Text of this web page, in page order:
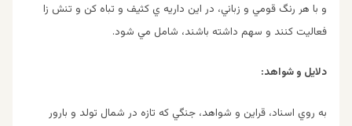
و با هر رنگ قومي و زباني، در اين داريه ي كثيف و تباه كن و تنش زا
فعاليت كنند و سهم داشته باشند، شامل مي شود.
دلايل و شواهد:
به روي اسناد، قراين و شواهد، جنگي كه تازه در شمال تولد و بارور